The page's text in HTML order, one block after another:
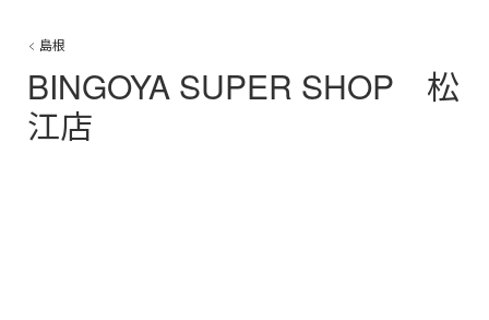
島根
BINGOYA SUPER SHOP 松
江店